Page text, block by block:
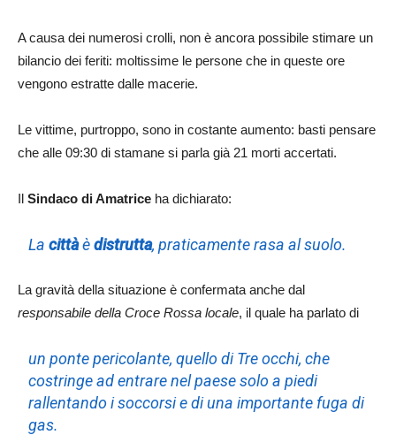
A causa dei numerosi crolli, non è ancora possibile stimare un
bilancio dei feriti: moltissime le persone che in queste ore
vengono estratte dalle macerie.
Le vittime, purtroppo, sono in costante aumento: basti pensare
che alle 09:30 di stamane si parla già 21 morti accertati.
Il Sindaco di Amatrice ha dichiarato:
Lacittàèdistrutta, praticamente rasa al suolo.
La gravità della situazione è confermata anche dal
responsabile della Croce Rossa locale, il quale ha parlato di
unponte pericolante, quello diTre occhi, che
costringe ad entrare nel paese solo a piedi
rallentando i soccorsi e di una importante fuga di
gas.